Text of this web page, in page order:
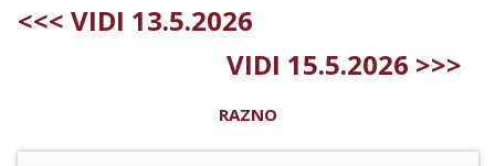
<<< VIDI 13.5.2026
VIDI 15.5.2026 >>>
RAZNO